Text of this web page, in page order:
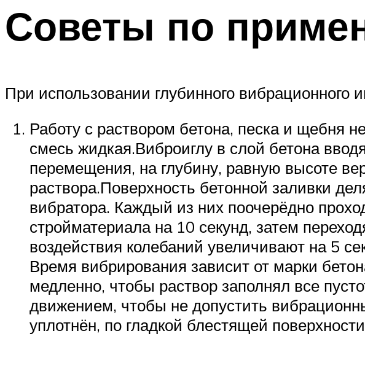
Советы по
При использовании глубинного
Работу с раствором бетона, песка и щебня
смесь жидкая.Виброиглу в слой бетона
перемещения, на глубину, равную высоте
раствора.Поверхность бетонной заливки
вибратора. Каждый из них поочерёдно
стройматериала на 10 секунд, затем
воздействия колебаний увеличивают на 5
Время вибрирования зависит от марки
медленно, чтобы раствор заполнял все
движением, чтобы не допустить
уплотнён, по гладкой блестящей